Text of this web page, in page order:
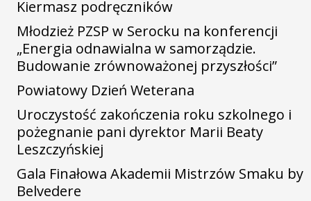
Kiermasz podręczników
Młodzież PZSP w Serocku na konferencji
„Energia odnawialna w samorządzie.
Budowanie zrównoważonej przyszłości”
Powiatowy Dzień Weterana
Uroczystość zakończenia roku szkolnego i
pożegnanie pani dyrektor Marii Beaty
Leszczyńskiej
Gala Finałowa Akademii Mistrzów Smaku by
Belvedere